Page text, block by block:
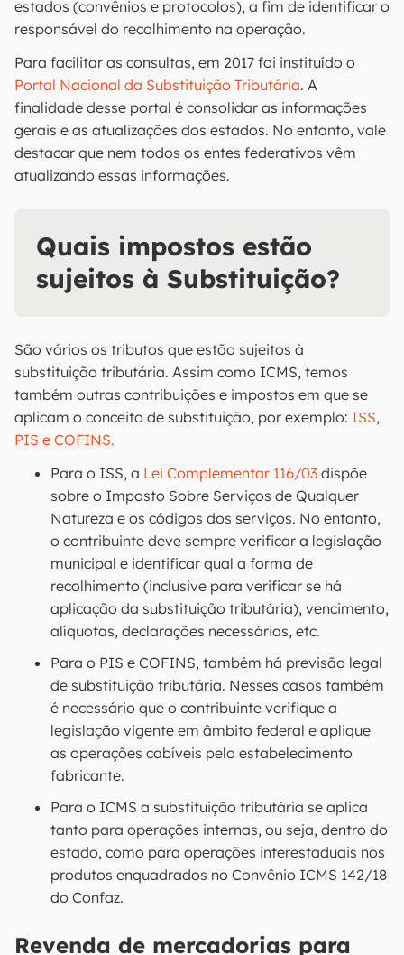
estados (convênios e protocolos), a fim de identificar o
responsável do recolhimento na operação.
Para facilitar as consultas, em 2017 foi instituído o
Portal Nacional da Substituição Tributária. A
finalidade desse portal é consolidar as informações
gerais e as atualizações dos estados. No entanto, vale
destacar que nem todos os entes federativos vêm
atualizando essas informações.
Quais impostos estão
sujeitos à Substituição?
São vários os tributos que estão sujeitos à
substituição tributária. Assim como ICMS, temos
também outras contribuições e impostos em que se
aplicam o conceito de substituição, por exemplo: ISS,
PIS e COFINS.
Para o ISS, a Lei Complementar 116/03 dispõe
sobre o Imposto Sobre Serviços de Qualquer
Natureza e os códigos dos serviços. No entanto,
o contribuinte deve sempre verificar a legislação
municipal e identificar qual a forma de
recolhimento (inclusive para verificar se há
aplicação da substituição tributária), vencimento,
alíquotas, declarações necessárias, etc.
Para o PIS e COFINS, também há previsão legal
de substituição tributária. Nesses casos também
é necessário que o contribuinte verifique a
legislação vigente em âmbito federal e aplique
as operações cabíveis pelo estabelecimento
fabricante.
Para o ICMS a substituição tributária se aplica
tanto para operações internas, ou seja, dentro do
estado, como para operações interestaduais nos
produtos enquadrados no Convênio ICMS 142/18
do Confaz.
Revenda de mercadorias para